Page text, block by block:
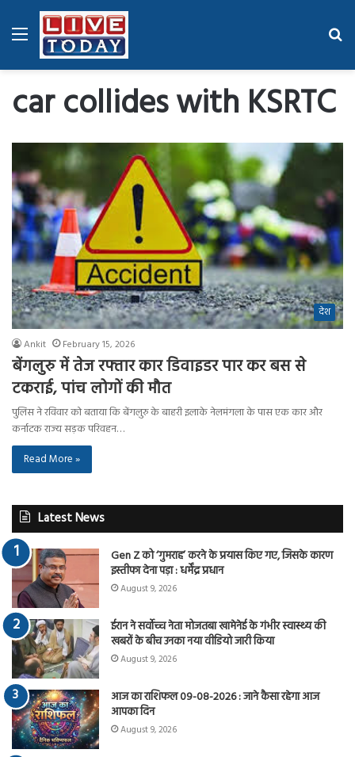
Menu
car collides with KSRTC
देश
Ankit February 15, 2026
बेंगलुरु में तेज रफ्तार कार डिवाइडर पार कर बस से
टकराई, पांच लोगों की मौत
पुलिस ने रविवार को बताया कि बेंगलुरु के बाहरी इलाके नेलमंगला के पास एक कार और
कर्नाटक राज्य सड़क परिवहन…
Read More »
Latest News
Gen Z को ‘गुमराह’ करने के प्रयास किए गए, जिसके कारण
इस्तीफा देना पड़ा : धर्मेंद्र प्रधान
August 9, 2026
ईरान ने सर्वोच्च नेता मोजतबा खामेनेई के गंभीर स्वास्थ्य की
खबरों के बीच उनका नया वीडियो जारी किया
August 9, 2026
आज का राशिफल 09-08-2026 : जाने कैसा रहेगा आज
आपका दिन
August 9, 2026